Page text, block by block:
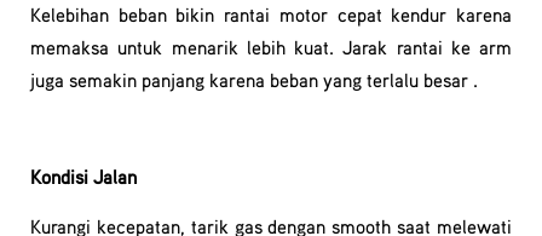
Kelebihan beban bikin rantai motor cepat kendur karena
memaksa untuk menarik lebih kuat. Jarak rantai ke arm
juga semakin panjang karena beban yang terlalu besar .
Kondisi Jalan
Kurangi kecepatan, tarik gas dengan smooth saat melewati